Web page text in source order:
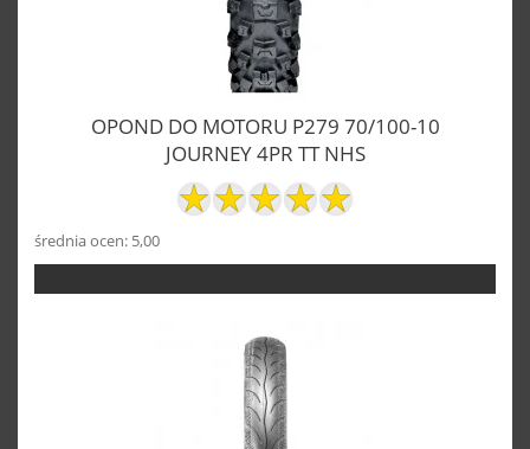
OPOND DO MOTORU P279 70/100-10
JOURNEY 4PR TT NHS
średnia ocen: 5,00